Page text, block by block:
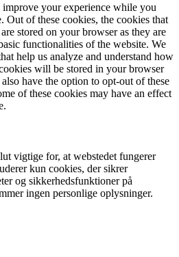
your experience while you
Out of these cookies, the cookies that
stored on your browser as they are
functionalities of the website. We
help us analyze and understand how
will be stored in your browser
have the option to opt-out of these
of these cookies may have an effect
vigtige for, at webstedet fungerer
kun cookies, der sikrer
og sikkerhedsfunktioner på
ingen personlige oplysninger.